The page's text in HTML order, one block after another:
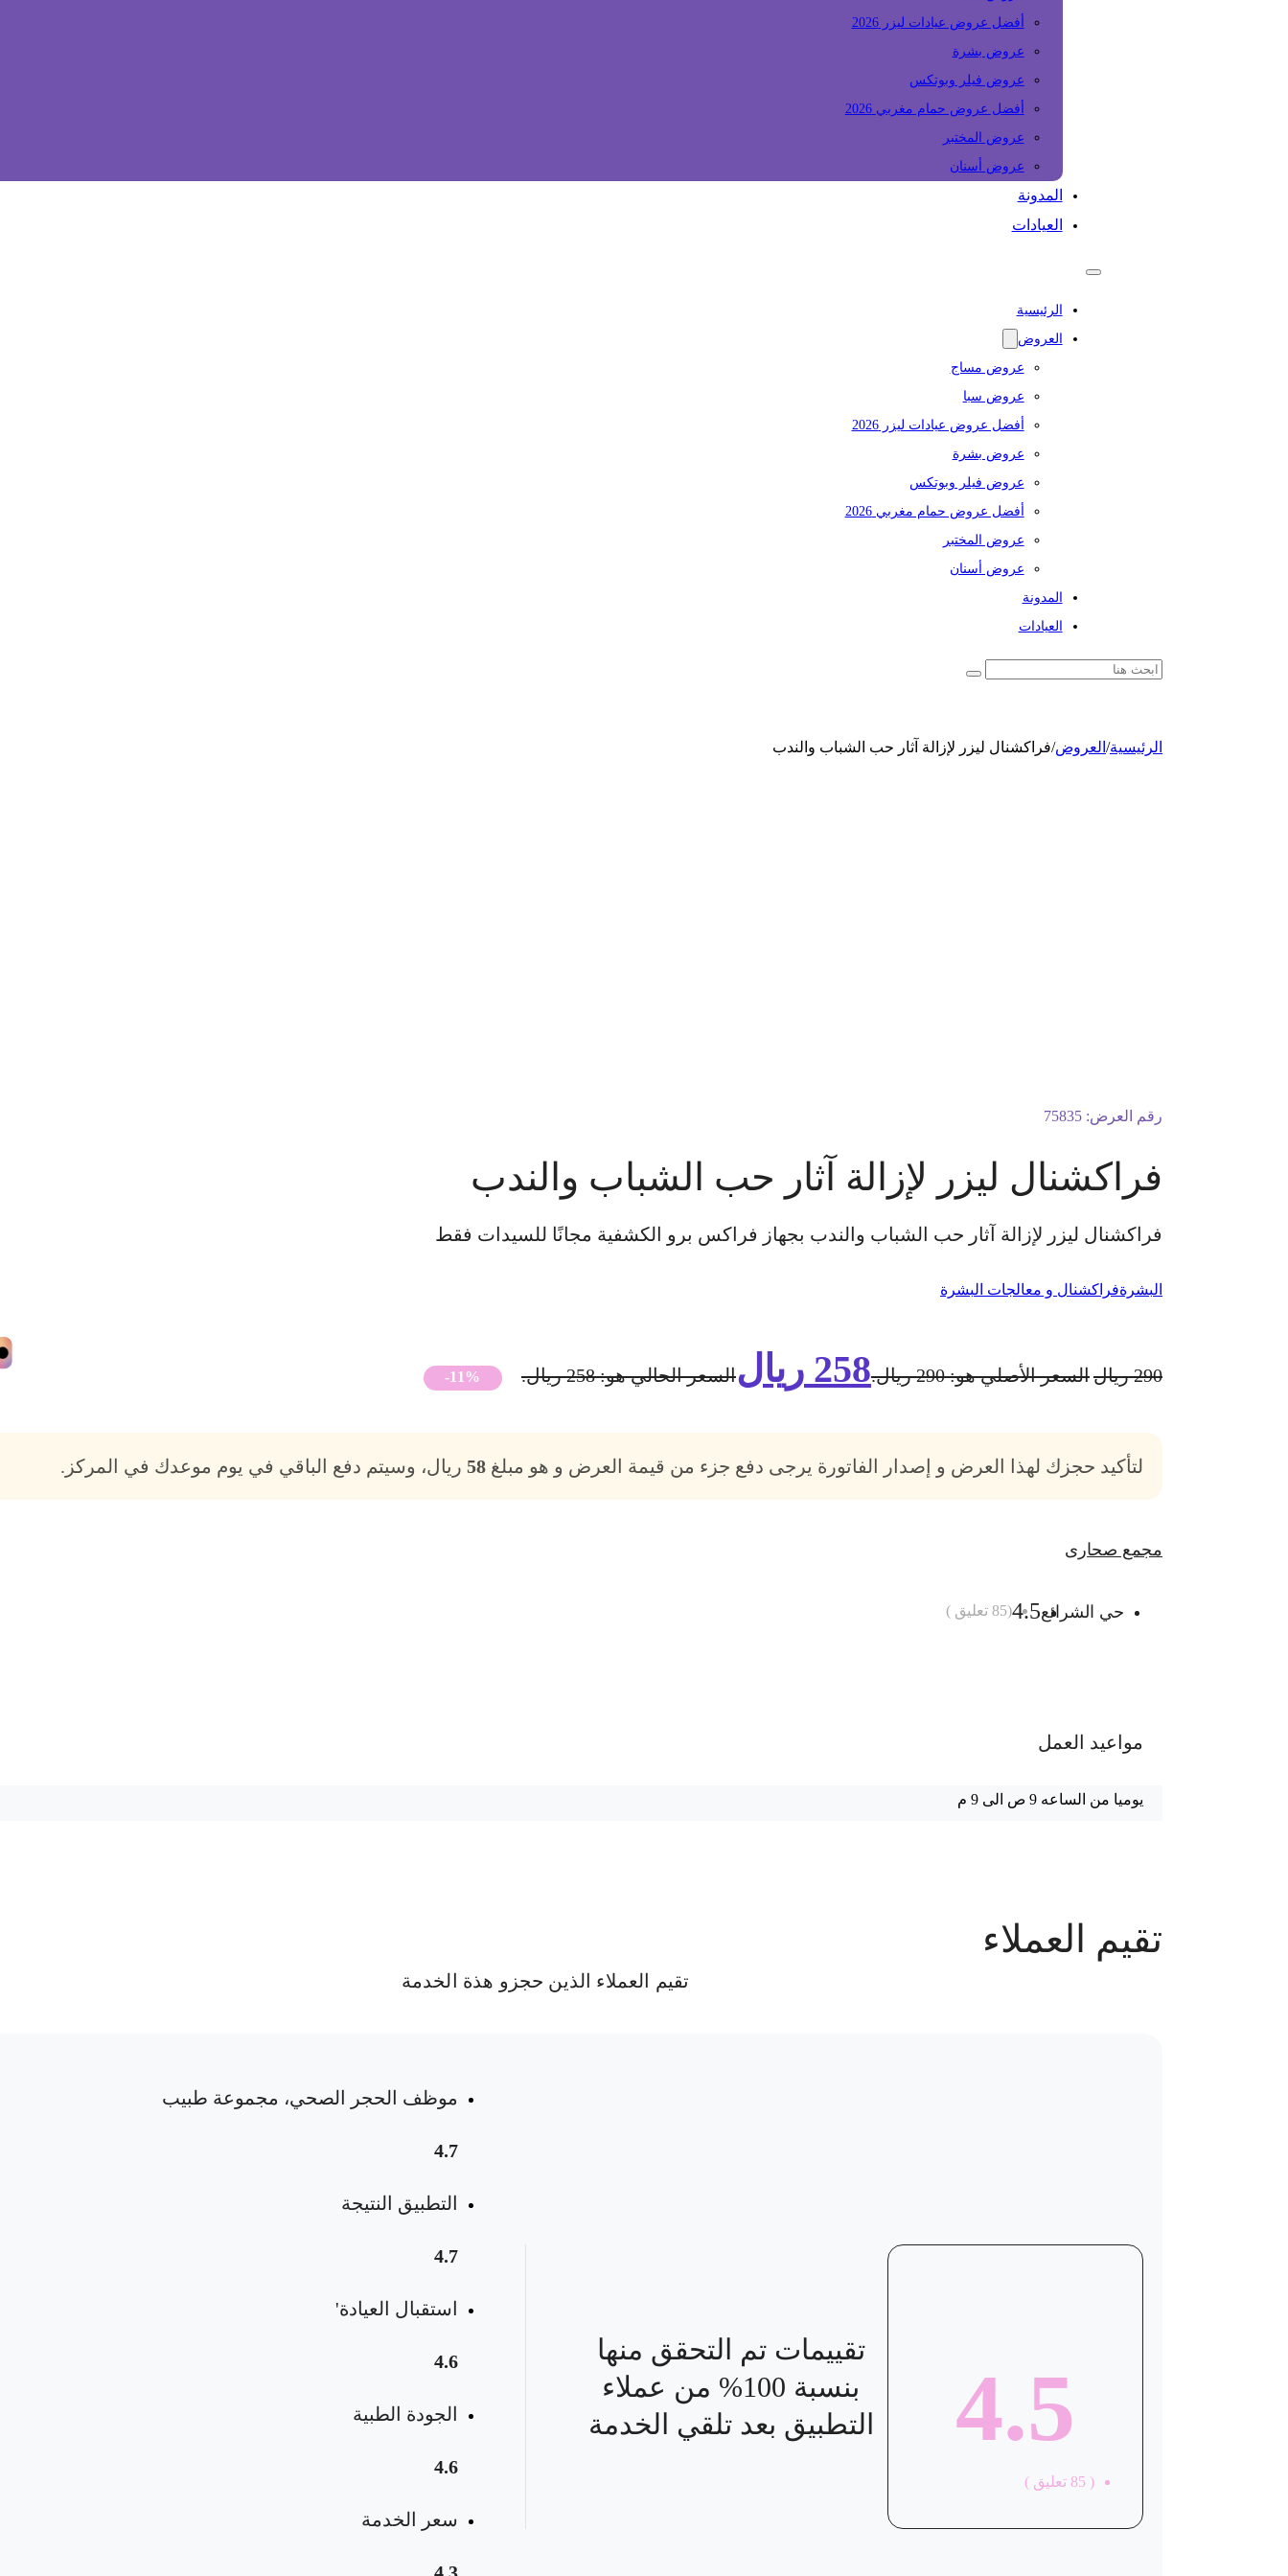
أفضل عروض عيادات ليزر 2026
عروض بشرة
عروض فيلر وبوتكس
أفضل عروض حمام مغربي 2026
عروض المختبر
عروض أسنان
المدونة
العيادات
الرئيسية
العروض
عروض مساج
عروض سبا
أفضل عروض عيادات ليزر 2026
عروض بشرة
عروض فيلر وبوتكس
أفضل عروض حمام مغربي 2026
عروض المختبر
عروض أسنان
المدونة
العيادات
الرئيسية/ العروض/فراكشنال ليزر لإزالة آثار حب الشباب والندب
رقم العرض:75835
فراكشنال ليزر لإزالة آثار حب الشباب والندب
فراكشنال ليزر لإزالة آثار حب الشباب والندب بجهاز فراكس برو الكشفية مجانًا للسيدات فقط
البشرةفراكشنال و معالجات البشرة
290 ريالالسعر الأصلي هو: 290 ريال. 258 ريالالسعر الحالي هو: 258 ريال. -11%
لتأكيد حجزك لهذا العرض و إصدار الفاتورة يرجى دفع جزء من قيمة العرض و هو مبلغ58 ريال، وسيتم دفع الباقي في يوم موعدك في المركز.
مجمع صحارى
حي الشرائع4.5
(
85 تعليق )
مواعيد العمل
يوميا من الساعه 9 ص الى 9 م
85 حجز
تقيم العملاء
تقيم العملاء الذين حجزو هذة الخدمة
4.5
(
85 تعليق )
تقييمات تم التحقق منها
بنسبة 100% من عملاء
التطبيق بعد تلقي الخدمة
موظف الحجر الصحي، مجموعة طبيب
4.7
التطبيق النتيجة
4.7
استقبال العيادة'
4.6
الجودة الطبية
4.6
سعر الخدمة